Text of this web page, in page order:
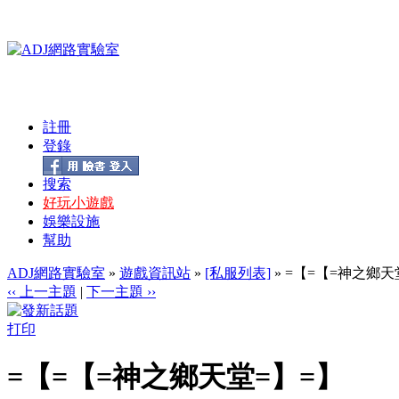
註冊
登錄
搜索
好玩小遊戲
娛樂設施
幫助
ADJ網路實驗室 » 遊戲資訊站 » [私服列表] » =【=【=神之鄉天
‹‹ 上一主題 | 下一主題 ››
打印
=【=【=神之鄉天堂=】=】